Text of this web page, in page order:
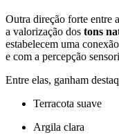
Outra direção forte entre
a valorização dos tons
estabelecem uma
e com a percepção
Entre elas, ganham
Terracota suave
Argila clara